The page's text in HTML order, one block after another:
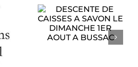
DE
A
PROCHAIN
CONSEIL